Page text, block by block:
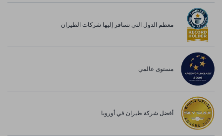
معظم الدول التي تسافر إليها شركات الطيران
مستوى عالمي
أفضل شركة طيران في أوروبا